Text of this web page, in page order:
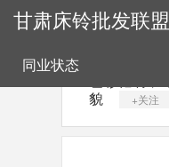
甘肃床铃批发联盟
同业状态
貌
+关注